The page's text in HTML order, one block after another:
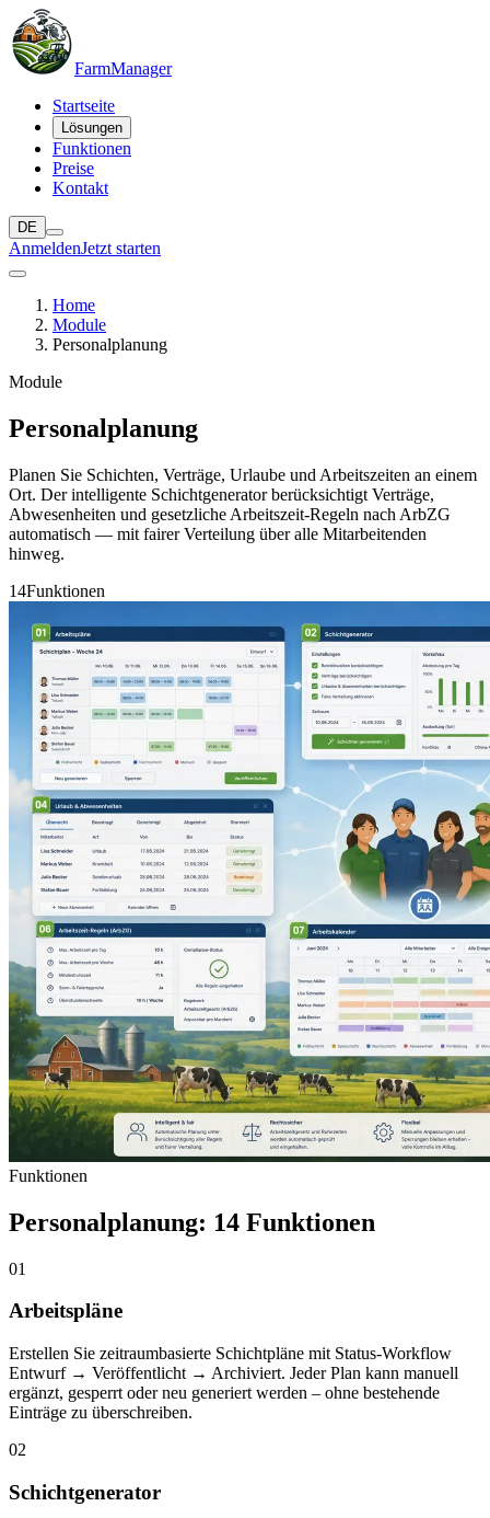
FarmManager
Startseite
Lösungen
Funktionen
Preise
Kontakt
DE
AnmeldenJetzt starten
Home
Module
Personalplanung
Module
Personalplanung
Planen Sie Schichten, Verträge, Urlaube und Arbeitszeiten an einem
Ort. Der intelligente Schichtgenerator berücksichtigt Verträge,
Abwesenheiten und gesetzliche Arbeitszeit-Regeln nach ArbZG
automatisch — mit fairer Verteilung über alle Mitarbeitenden
hinweg.
14Funktionen
Funktionen
Personalplanung: 14 Funktionen
01
Arbeitspläne
Erstellen Sie zeitraumbasierte Schichtpläne mit Status-Workflow
Entwurf → Veröffentlicht → Archiviert. Jeder Plan kann manuell
ergänzt, gesperrt oder neu generiert werden – ohne bestehende
Einträge zu überschreiben.
02
Schichtgenerator